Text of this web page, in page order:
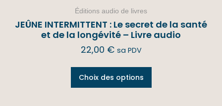
Éditions audio de livres
JEÛNE INTERMITTENT : Le secret de la santé
et de la longévité – Livre audio
22,00 € sa PDV
Choix des options